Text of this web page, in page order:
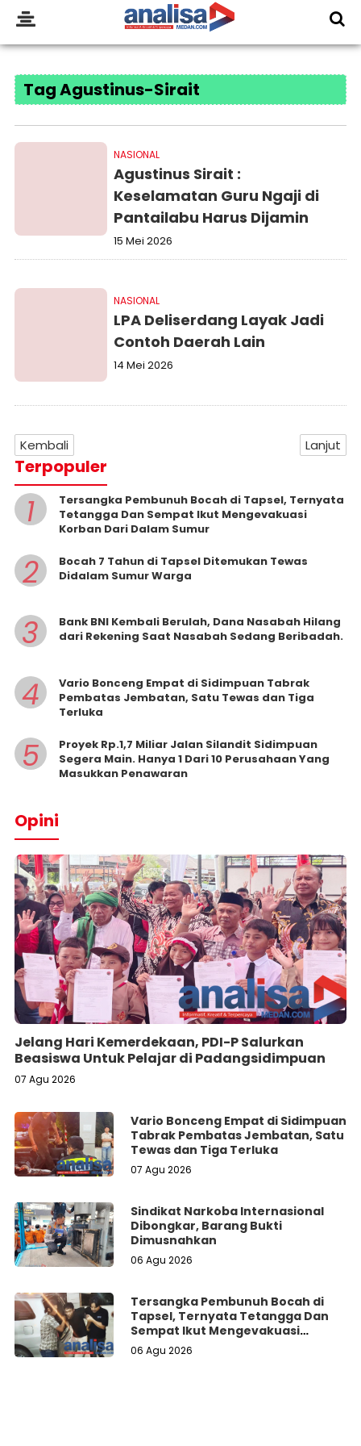
Tag Agustinus-Sirait
NASIONAL
Agustinus Sirait :
Keselamatan Guru Ngaji di
Pantailabu Harus Dijamin
15 Mei 2026
NASIONAL
LPA Deliserdang Layak Jadi
Contoh Daerah Lain
14 Mei 2026
Kembali Lanjut
Terpopuler
1
Tersangka Pembunuh Bocah di Tapsel, Ternyata
Tetangga Dan Sempat Ikut Mengevakuasi
Korban Dari Dalam Sumur
2
Bocah 7 Tahun di Tapsel Ditemukan Tewas
Didalam Sumur Warga
3
Bank BNI Kembali Berulah, Dana Nasabah Hilang
dari Rekening Saat Nasabah Sedang Beribadah.
4
Vario Bonceng Empat di Sidimpuan Tabrak
Pembatas Jembatan, Satu Tewas dan Tiga
Terluka
5
Proyek Rp.1,7 Miliar Jalan Silandit Sidimpuan
Segera Main. Hanya 1 Dari 10 Perusahaan Yang
Masukkan Penawaran
Opini
Jelang Hari Kemerdekaan, PDI-P Salurkan
Beasiswa Untuk Pelajar di Padangsidimpuan
07 Agu 2026
Vario Bonceng Empat di Sidimpuan
Tabrak Pembatas Jembatan, Satu
Tewas dan Tiga Terluka
07 Agu 2026
Sindikat Narkoba Internasional
Dibongkar, Barang Bukti
Dimusnahkan
06 Agu 2026
Tersangka Pembunuh Bocah di
Tapsel, Ternyata Tetangga Dan
Sempat Ikut Mengevakuasi
Korban Dari Dalam Sumur
06 Agu 2026